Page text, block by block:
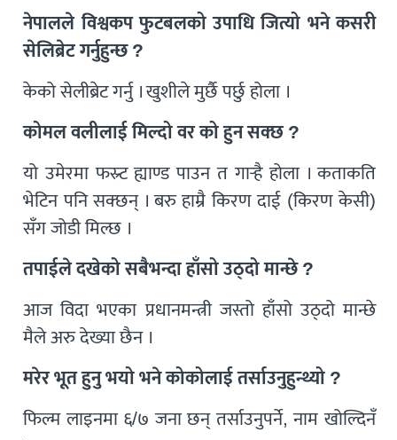
नेपालले विश्वकप फुटबलको उपाधि जित्यो भने कसरी
सेलिब्रेट गर्नुहुन्छ ?
केको सेलीब्रेट गर्नु । खुशीले मुर्छै पर्छु होला ।
कोमल वलीलाई मिल्दो वर को हुन सक्छ ?
यो उमेरमा फस्र्ट ह्याण्ड पाउन त गार्‍है होला । कताकति
भेटिन पनि सक्छन् । बरु हाम्रै किरण दाई (किरण केसी)
सँग जोडी मिल्छ ।
तपाईले दखेको सबैभन्दा हाँसो उठ्दो मान्छे ?
आज विदा भएका प्रधानमन्त्री जस्तो हाँसो उठ्दो मान्छे
मैले अरु देख्या छैन ।
मरेर भूत हुनु भयो भने कोकोलाई तर्साउनुहुन्थ्यो ?
फिल्म लाइनमा ६/७ जना छन् तर्साउनुपर्ने, नाम खोल्दिनँ